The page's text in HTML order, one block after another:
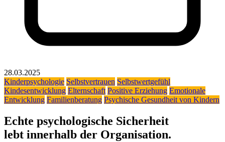
28.03.2025
Kinderpsychologie Selbstvertrauen Selbstwertgefühl
Kindesentwicklung Elternschaft Positive Erziehung Emotionale
Entwicklung Familienberatung Psychische Gesundheit von Kindern
Echte psychologische Sicherheit
lebt innerhalb der Organisation.